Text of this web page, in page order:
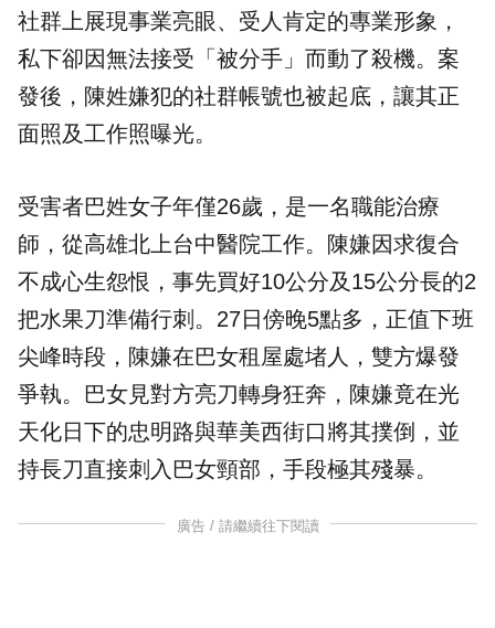
社群上展現事業亮眼、受人肯定的專業形象，
私下卻因無法接受「被分手」而動了殺機。案
發後，陳姓嫌犯的社群帳號也被起底，讓其正
面照及工作照曝光。
受害者巴姓女子年僅26歲，是一名職能治療
師，從高雄北上台中醫院工作。陳嫌因求復合
不成心生怨恨，事先買好10公分及15公分長的2
把水果刀準備行刺。27日傍晚5點多，正值下班
尖峰時段，陳嫌在巴女租屋處堵人，雙方爆發
爭執。巴女見對方亮刀轉身狂奔，陳嫌竟在光
天化日下的忠明路與華美西街口將其撲倒，並
持長刀直接刺入巴女頸部，手段極其殘暴。
廣告 / 請繼續往下閱讀